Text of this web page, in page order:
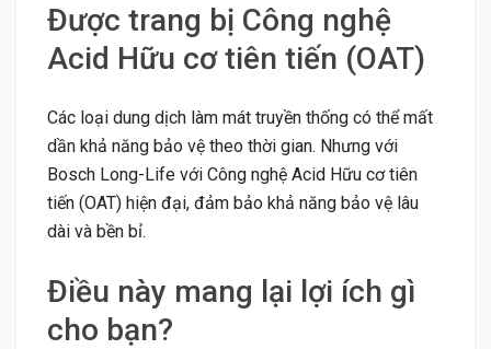
Được trang bị Công nghệ
Acid Hữu cơ tiên tiến (OAT)
Các loại dung dịch làm mát truyền thống có thể mất
dần khả năng bảo vệ theo thời gian. Nhưng với
Bosch Long-Life với Công nghệ Acid Hữu cơ tiên
tiến (OAT) hiện đại, đảm bảo khả năng bảo vệ lâu
dài và bền bỉ.
Điều này mang lại lợi ích gì
cho bạn?